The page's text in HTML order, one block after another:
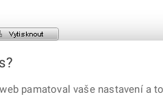
vytisknout
serveru
pamatoval vaše nastavení a